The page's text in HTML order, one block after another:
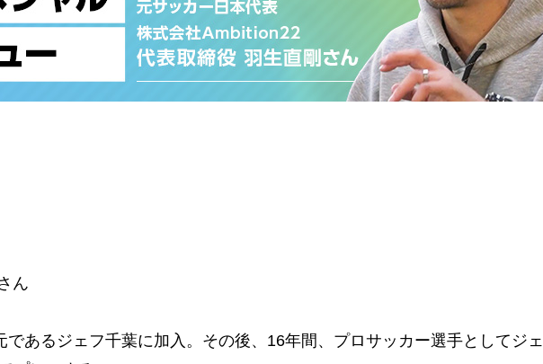
ん
であるジェフ千葉に加入。その後、16年間、プロサッカー選手としてジェ